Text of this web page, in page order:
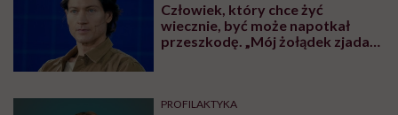
Człowiek, który chce żyć
wiecznie, być może napotkał
przeszkodę. „Mój żołądek zjada
PROFILAKTYKA